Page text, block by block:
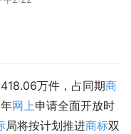
万件，占同期商
网上申请全面开放时
局将按计划推进商标双